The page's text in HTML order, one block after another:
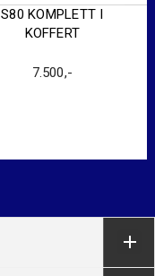
S80 KOMPLETT I
KOFFERT
7.500,-